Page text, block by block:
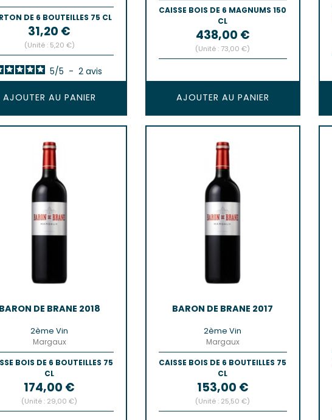
DE 6 BOUTEILLES 75 CL
Prix
31,20 €
(Unité : 5,20 €)
5/5 - 2avis
AJOUTER AU PANIER
CAISSE BOIS DE 6 MAGNUMS 150
CL
Prix
438,00 €
(Unité : 73,00 €)
AJOUTER AU PANIER
BARON DE BRANE 2018
2ème Vin
Margaux
BOIS DE 6 BOUTEILLES 75
CL
Prix
174,00 €
(Unité : 29,00 €)
BARON DE BRANE 2017
2ème Vin
Margaux
CAISSE BOIS DE 6 BOUTEILLES 75
CL
Prix
153,00 €
(Unité : 25,50 €)